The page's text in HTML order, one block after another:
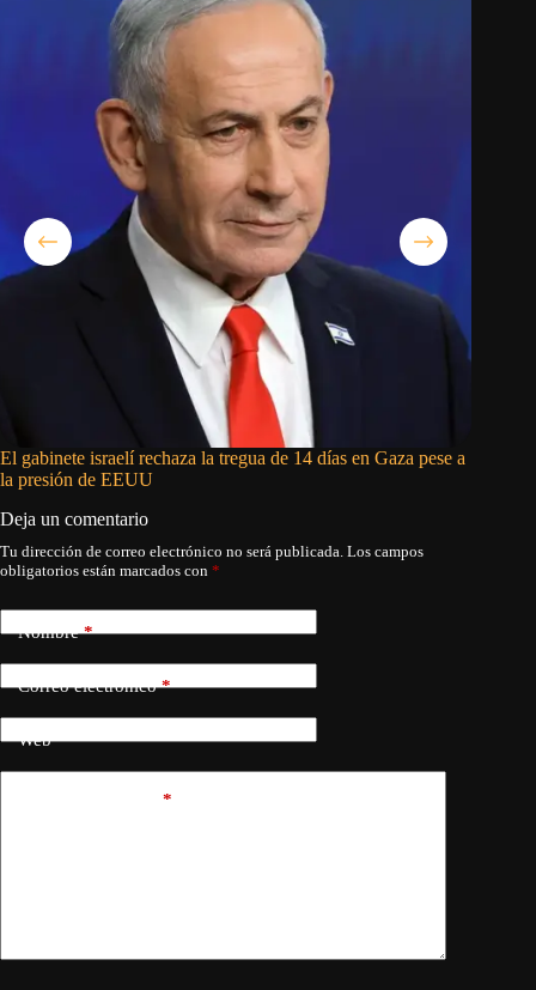
El gabinete israelí rechaza la tregua de 14 días en Gaza pese a
la presión de EEUU
Deja un comentario
Tu dirección de correo electrónico no será publicada. Los campos
obligatorios están marcados con *
Nombre*
Correo electrónico*
Web
*